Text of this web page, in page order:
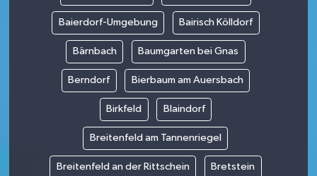
Baierdorf-Umgebung Bairisch Kölldorf
Bärnbach Baumgarten bei Gnas
Berndorf Bierbaum am Auersbach
Birkfeld Blaindorf
Breitenfeld am Tannenriegel
Breitenfeld an der Rittschein Bretstein